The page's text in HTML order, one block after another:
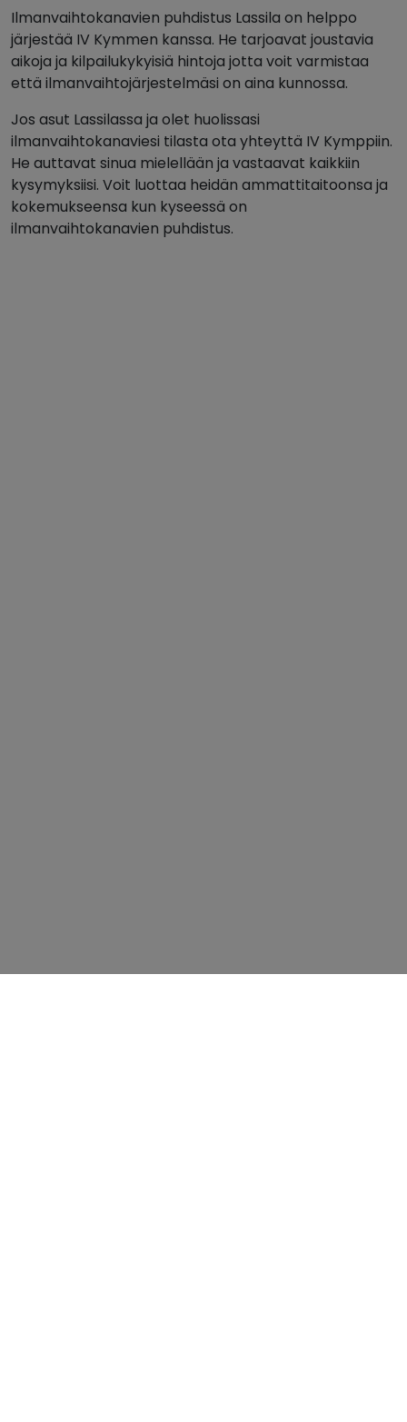
Ilmanvaihtokanavien puhdistus Lassila on helppo
järjestää IV Kymmen kanssa. He tarjoavat joustavia
aikoja ja kilpailukykyisiä hintoja jotta voit varmistaa
että ilmanvaihtojärjestelmäsi on aina kunnossa.
Jos asut Lassilassa ja olet huolissasi
ilmanvaihtokanaviesi tilasta ota yhteyttä IV Kymppiin.
He auttavat sinua mielellään ja vastaavat kaikkiin
kysymyksiisi. Voit luottaa heidän ammattitaitoonsa ja
kokemukseensa kun kyseessä on
ilmanvaihtokanavien puhdistus.